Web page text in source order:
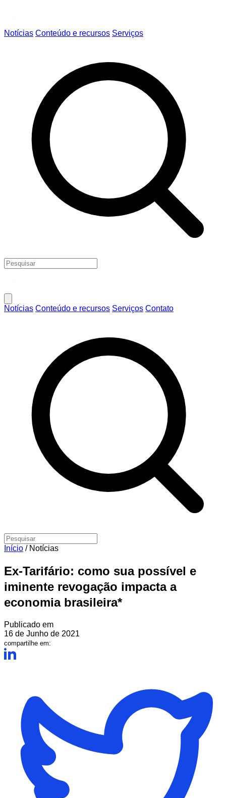
Notícias Conteúdo e recursos Serviços
Notícias Conteúdo e recursos Serviços Contato
Início / Notícias
Ex-Tarifário: como sua possível e
iminente revogação impacta a
economia brasileira*
Publicado em
16 de Junho de 2021
compartilhe em: